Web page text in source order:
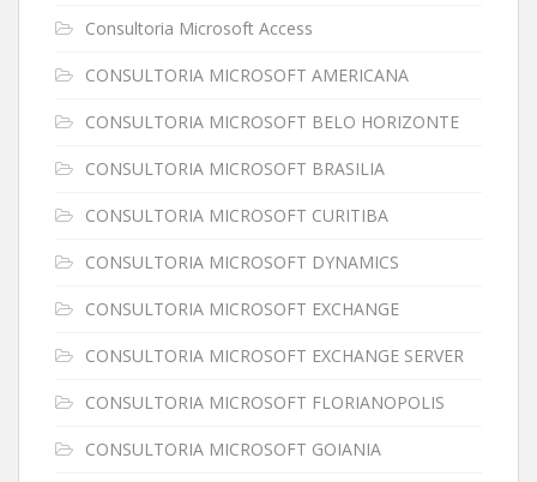
Consultoria Microsoft Access
CONSULTORIA MICROSOFT AMERICANA
CONSULTORIA MICROSOFT BELO HORIZONTE
CONSULTORIA MICROSOFT BRASILIA
CONSULTORIA MICROSOFT CURITIBA
CONSULTORIA MICROSOFT DYNAMICS
CONSULTORIA MICROSOFT EXCHANGE
CONSULTORIA MICROSOFT EXCHANGE SERVER
CONSULTORIA MICROSOFT FLORIANOPOLIS
CONSULTORIA MICROSOFT GOIANIA